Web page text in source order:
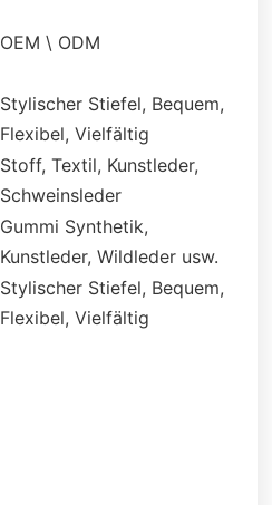
OEM \ ODM
Stylischer Stiefel, Bequem,
Flexibel, Vielfältig
Stoff, Textil, Kunstleder,
Schweinsleder
Gummi Synthetik,
Kunstleder, Wildleder usw.
Stylischer Stiefel, Bequem,
Flexibel, Vielfältig